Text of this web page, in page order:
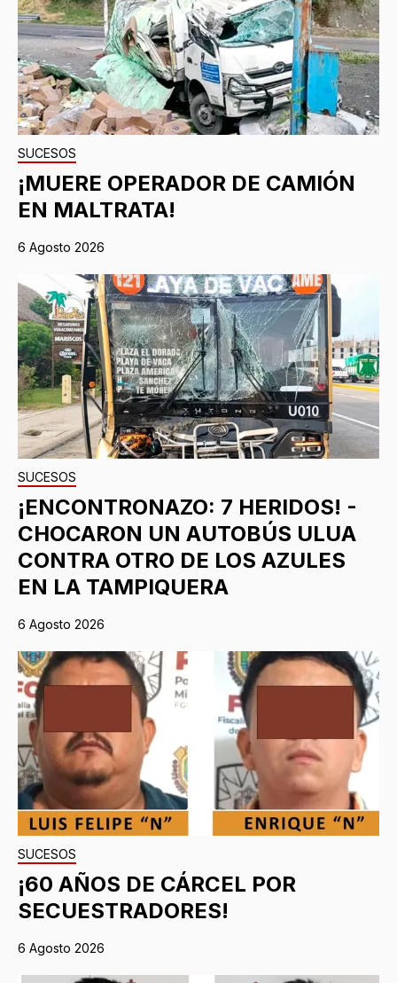
SUCESOS
¡MUERE OPERADOR DE CAMIÓN
EN MALTRATA!
6 Agosto 2026
SUCESOS
¡ENCONTRONAZO: 7 HERIDOS! -
CHOCARON UN AUTOBÚS ULUA
CONTRA OTRO DE LOS AZULES
EN LA TAMPIQUERA
6 Agosto 2026
SUCESOS
¡60 AÑOS DE CÁRCEL POR
SECUESTRADORES!
6 Agosto 2026